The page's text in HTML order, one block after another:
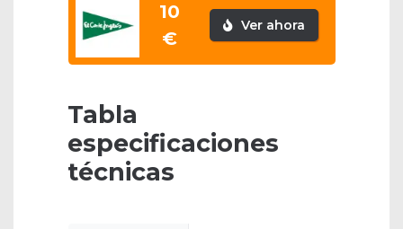
10
€
Ver ahora
Tabla
especificaciones
técnicas